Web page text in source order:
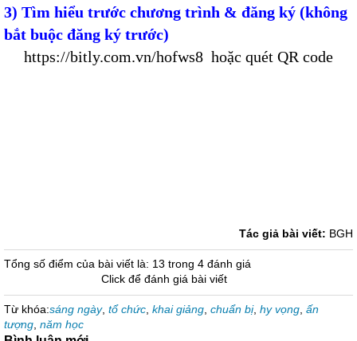
3) Tìm hiểu trước chương trình & đăng ký (không
bắt buộc đăng ký trước)
https://bitly.com.vn/hofws8 hoặc quét QR code
Tác giả bài viết: BGH
Tổng số điểm của bài viết là: 13 trong 4 đánh giá
Click để đánh giá bài viết
Từ khóa:sáng ngày, tổ chức khai giảng chuẩn bị, hy vọng ấn
tượng năm học